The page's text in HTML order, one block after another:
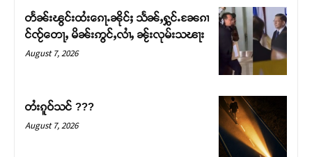
တႅၼ်းၽွင်းထႆးၵေႃႉၼိုင်ႈ သႅၼ်ႇႁွင်ႉၼႄၵၢ
င်ၸႂ်တေႃႇ မိၼ်းဢွင်ႇလၢႆႇ ၼႂ်းလုမ်းသၽႃး
August 7, 2026
တႆးၵူဝ်သင် ???
August 7, 2026